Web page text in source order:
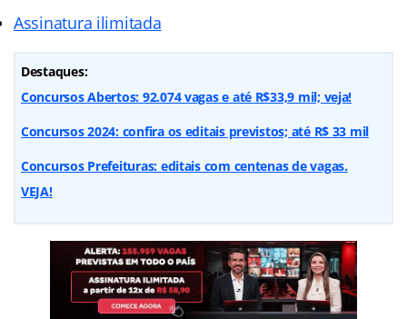
Assinatura ilimitada
Destaques:
Concursos Abertos: 92.074 vagas e até R$33,9 mil; veja!
Concursos 2024: confira os editais previstos; até R$ 33 mil
Concursos Prefeituras: editais com centenas de vagas.
VEJA!